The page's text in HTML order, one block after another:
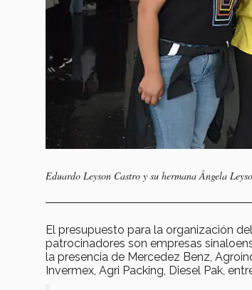
Eduardo Leyson Castro y su hermana Ángela
El presupuesto para la organización
patrocinadores son empresas
la presencia de Mercedez Benz,
Invermex, Agri Packing, Diesel Pak,